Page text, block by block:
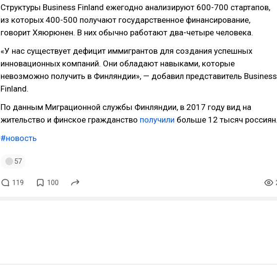
Структуры Business Finland ежегодно анализируют 600-700 стартапов,
из которых 400-500 получают государственное финансирование,
говорит Хяюрюнен. В них обычно работают два-четыре человека.
«У нас существует дефицит иммигрантов для создания успешных
инновационных компаний. Они обладают навыками, которые
невозможно получить в Финляндии», — добавил представитель Business
Finland.
По данным Миграционной службы Финляндии, в 2017 году вид на
жительство и финское гражданство получили больше 12 тысяч россиян.
#новость
57
119 100